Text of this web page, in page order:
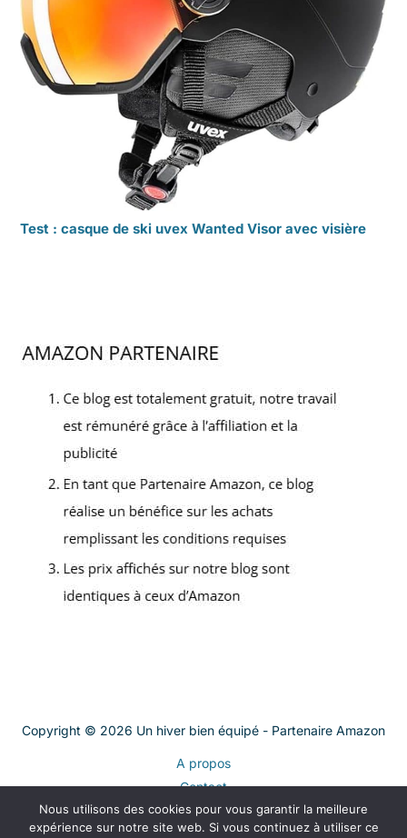
Test : casque de ski uvex Wanted Visor avec visière
Copyright © 2026 Un hiver bien équipé - Partenaire Amazon
A propos
Contact
Plan du site
Mentions légales
Nous utilisons des cookies pour vous garantir la meilleure
expérience sur notre site web. Si vous continuez à utiliser ce